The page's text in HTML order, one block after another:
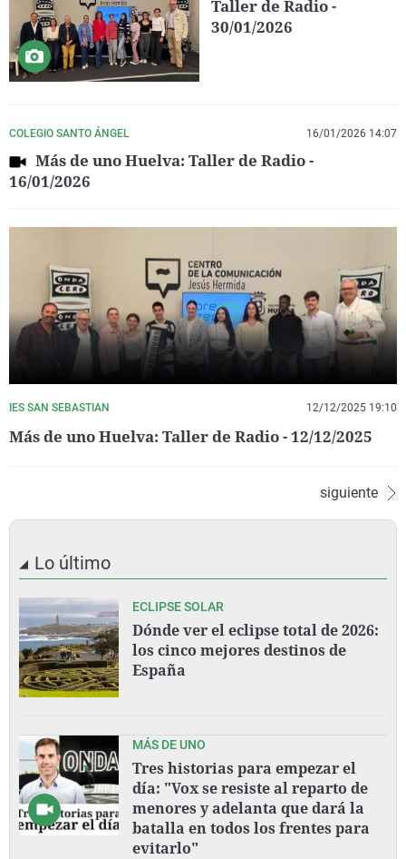
Taller de Radio -
30/01/2026
COLEGIO SANTO ÁNGEL 16/01/2026 14:07
Más de uno Huelva: Taller de Radio -
16/01/2026
IES SAN SEBASTIAN 12/12/2025 19:10
Más de uno Huelva: Taller de Radio - 12/12/2025
siguiente
Lo último
ECLIPSE SOLAR
Dónde ver el eclipse total de 2026:
los cinco mejores destinos de
España
MÁS DE UNO
Tres historias para empezar el
día: "Vox se resiste al reparto de
menores y adelanta que dará la
batalla en todos los frentes para
evitarlo"